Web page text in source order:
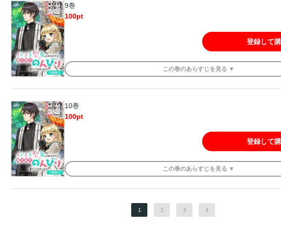
9巻
100pt
登録して
この巻のあらすじを 見る ▼
10巻
100pt
登録して
この巻のあらすじを 見る ▼
1 2 3 4